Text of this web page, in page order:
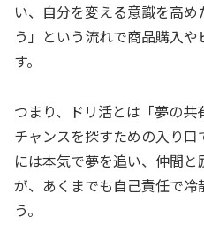
い、自分を変える意識を高
う」という流れで商品購入
す。
つまり、ドリ活とは「夢の
チャンスを探すための入り
には本気で夢を追い、仲間
が、あくまでも自己責任で
う。